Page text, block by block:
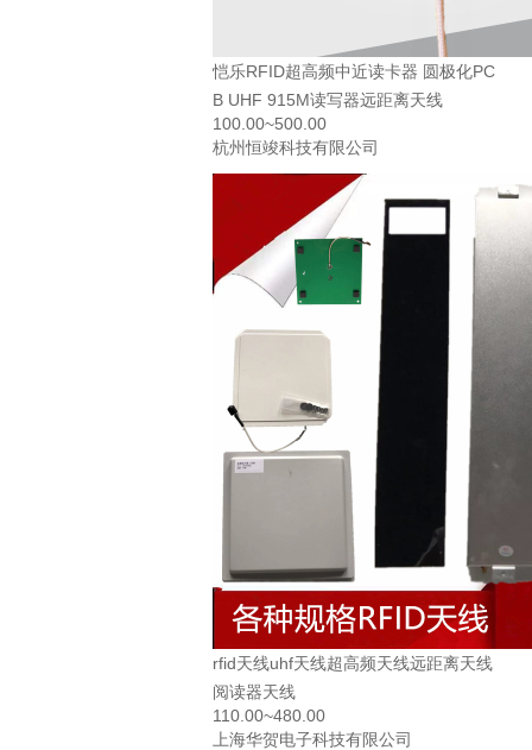
恺乐RFID超高频中近读卡器 圆极化PC
B UHF 915M读写器远距离天线
100.00~500.00
杭州恒竣科技有限公司
rfid天线uhf天线超高频天线远距离天线
阅读器天线
110.00~480.00
上海华贺电子科技有限公司